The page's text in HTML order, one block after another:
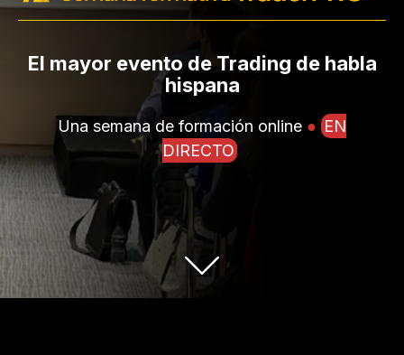
El mayor evento de Trading de habla
hispana
Una semana de formación online ● EN
DIRECTO